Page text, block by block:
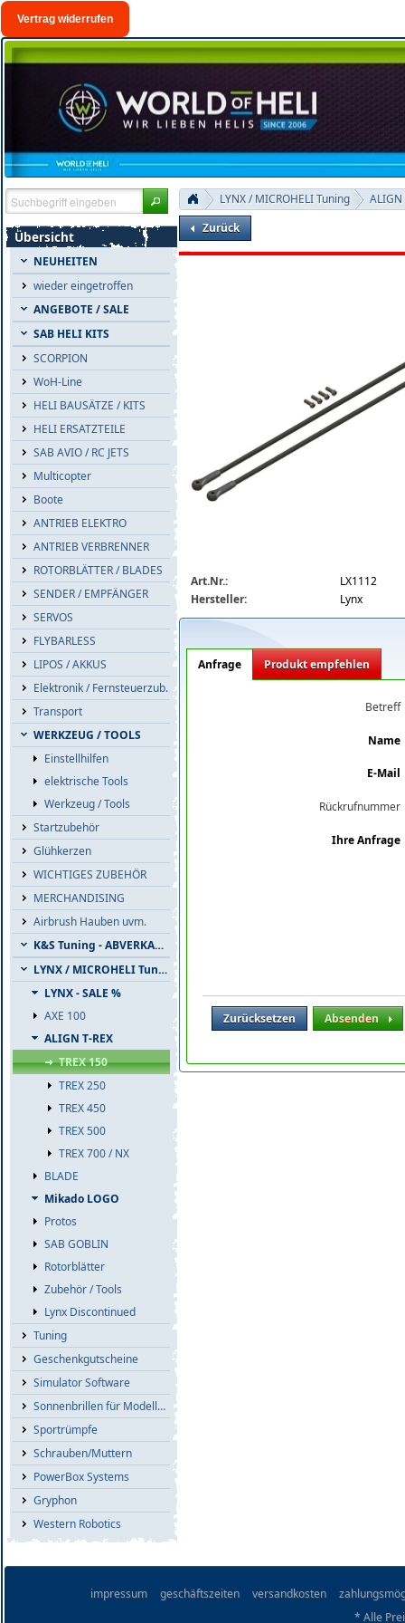
Vertrag widerrufen
Übersicht
NEUHEITEN
wieder eingetroffen
ANGEBOTE / SALE
SAB HELI KITS
SCORPION
WoH-Line
HELI BAUSÄTZE / KITS
HELI ERSATZTEILE
SAB AVIO / RC JETS
Multicopter
Boote
ANTRIEB ELEKTRO
ANTRIEB VERBRENNER
ROTORBLÄTTER / BLADES
SENDER / EMPFÄNGER
SERVOS
FLYBARLESS
LIPOS / AKKUS
Elektronik / Fernsteuerzub.
Transport
WERKZEUG / TOOLS
Einstellhilfen
elektrische Tools
Werkzeug / Tools
Startzubehör
Glühkerzen
WICHTIGES ZUBEHÖR
MERCHANDISING
Airbrush Hauben uvm.
K&S Tuning - ABVERKAUF
LYNX / MICROHELI Tuning
LYNX - SALE %
AXE 100
ALIGN T-REX
TREX 150
TREX 250
TREX 450
TREX 500
TREX 700 / NX
BLADE
Mikado LOGO
Protos
SAB GOBLIN
Rotorblätter
Zubehör / Tools
Lynx Discontinued
Tuning
Geschenkgutscheine
Simulator Software
Sonnenbrillen für Modellflieger
Sportrümpfe
Schrauben/Muttern
PowerBox Systems
Gryphon
Western Robotics
LYNX / MICROHELI Tuning
ALIGN
Zurück
Art.Nr.:
LX1112
Hersteller:
Lynx
Anfrage Produkt empfehlen
Betreff
Name
E-Mail
Rückrufnummer
Ihre Anfrage
Zurücksetzen Absenden
impressum geschäftszeiten versandkosten
* Alle